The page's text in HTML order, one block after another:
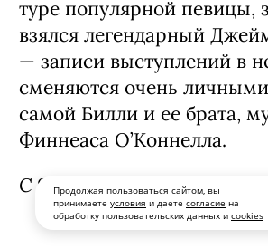
Продолжая пользоваться сайтом, вы
принимаете условия и даете согласие на
обработку пользовательских данных и cookies